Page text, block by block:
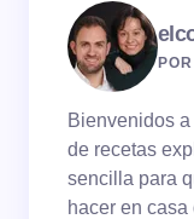
Bienvenidos
de recetas
sencilla para
hacer en